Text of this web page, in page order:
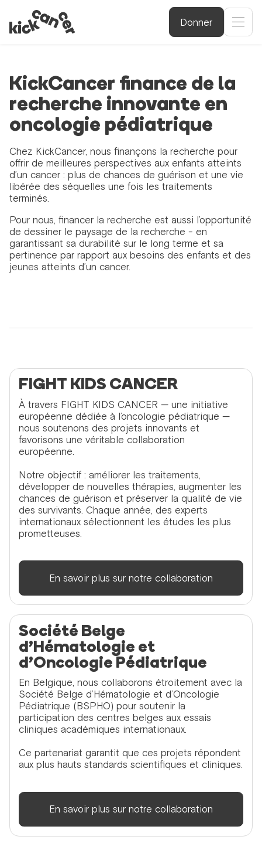
Donner
KickCancer finance de la
recherche innovante en
oncologie pédiatrique
Chez KickCancer, nous finançons la recherche pour
offrir de meilleures perspectives aux enfants atteints
d’un cancer : plus de chances de guérison et une vie
libérée des séquelles une fois les traitements
terminés.
Pour nous, financer la recherche est aussi l’opportunité
de dessiner le paysage de la recherche - en
garantissant sa durabilité sur le long terme et sa
pertinence par rapport aux besoins des enfants et des
jeunes atteints d’un cancer.
FIGHT KIDS CANCER
À travers FIGHT KIDS CANCER — une initiative
européenne dédiée à l’oncologie pédiatrique —
nous soutenons des projets innovants et
favorisons une véritable collaboration
européenne.
Notre objectif : améliorer les traitements,
développer de nouvelles thérapies, augmenter les
chances de guérison et préserver la qualité de vie
des survivants. Chaque année, des experts
internationaux sélectionnent les études les plus
prometteuses.
En savoir plus sur notre collaboration
Société Belge
d’Hématologie et
d’Oncologie Pédiatrique
En Belgique, nous collaborons étroitement avec la
Société Belge d’Hématologie et d’Oncologie
Pédiatrique (BSPHO) pour soutenir la
participation des centres belges aux essais
cliniques académiques internationaux.
Ce partenariat garantit que ces projets répondent
aux plus hauts standards scientifiques et cliniques.
En savoir plus sur notre collaboration